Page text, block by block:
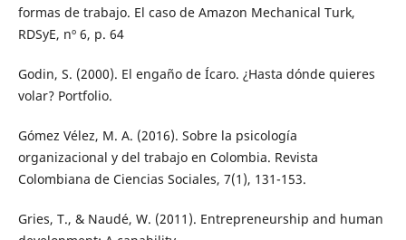
formas de trabajo. El caso de Amazon Mechanical Turk,
RDSyE, nº 6, p. 64
Godin, S. (2000). El engaño de Ícaro. ¿Hasta dónde quieres
volar? Portfolio.
Gómez Vélez, M. A. (2016). Sobre la psicología
organizacional y del trabajo en Colombia. Revista
Colombiana de Ciencias Sociales, 7(1), 131-153.
Gries, T., & Naudé, W. (2011). Entrepreneurship and human